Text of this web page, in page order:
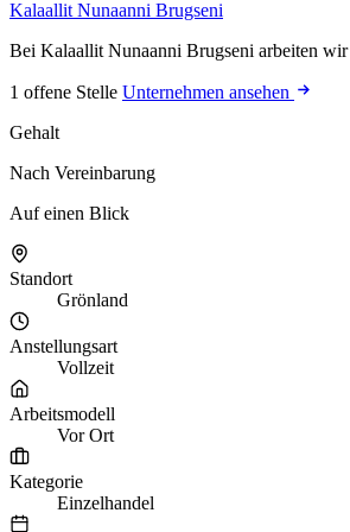
Kalaallit Nunaanni Brugseni
Bei Kalaallit Nunaanni Brugseni arbeiten
1 offene Stelle Unternehmen ansehen
Gehalt
Nach Vereinbarung
Auf einen Blick
Standort
Grönland
Anstellungsart
Vollzeit
Arbeitsmodell
Vor Ort
Kategorie
Einzelhandel